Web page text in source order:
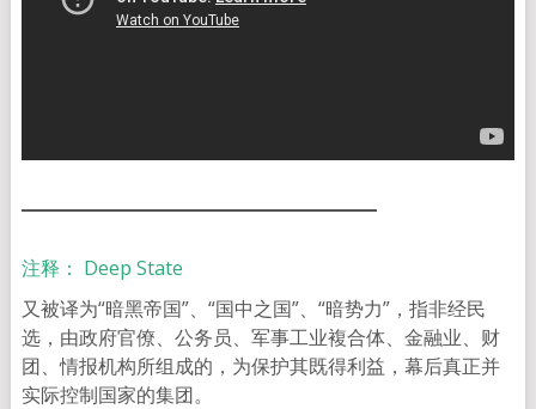
注释： Deep State
又被译为“暗黑帝国”、“国中之国”、“暗势力”，指非经民
选，由政府官僚、公务员、军事工业複合体、金融业、财
团、情报机构所组成的，为保护其既得利益，幕后真正并
实际控制国家的集团。